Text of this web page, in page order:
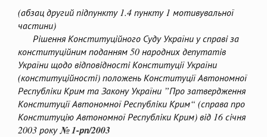
(абзац другий підпункту 1.4 пункту 1 мотивувальної
частини)
Рішення Конституційного Суду України у справі за
конституційним поданням 50 народних депутатів
України щодо відповідності Конституції України
(конституційності) положень Конституції Автономної
Республіки Крим та Закону України ”Про затвердження
Конституції Автономної Республіки Крим“ (справа про
Конституцію Автономної Республіки Крим) від 16 січня
2003 року№ 1-рп/2003